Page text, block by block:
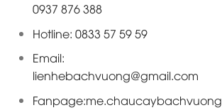
0937 876 388
Hotline: 0833 57 59 59
Email:
lienhebachvuong@gmail.com
Fanpage:me.chaucaybachvuong